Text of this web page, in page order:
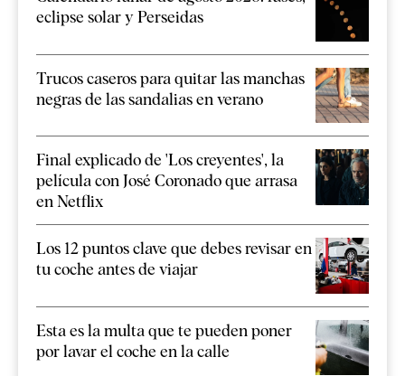
eclipse solar y Perseidas
Trucos caseros para quitar las manchas
negras de las sandalias en verano
Final explicado de 'Los creyentes', la
película con José Coronado que arrasa
en Netflix
Los 12 puntos clave que debes revisar en
tu coche antes de viajar
Esta es la multa que te pueden poner
por lavar el coche en la calle